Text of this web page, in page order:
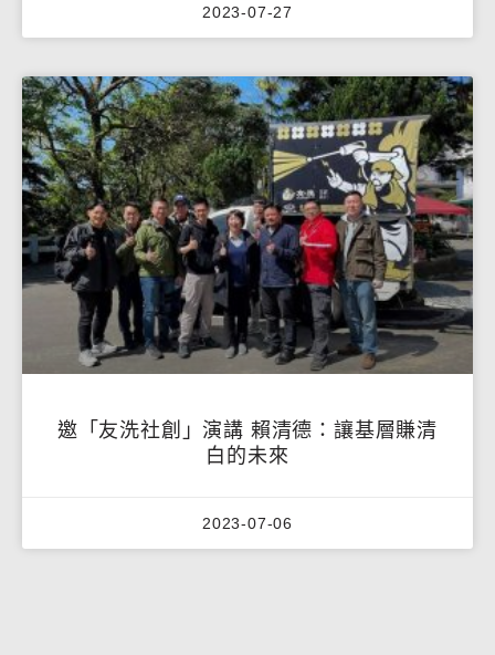
2023-07-27
邀「友洗社創」演講 賴清德：讓基層賺清
白的未來
2023-07-06